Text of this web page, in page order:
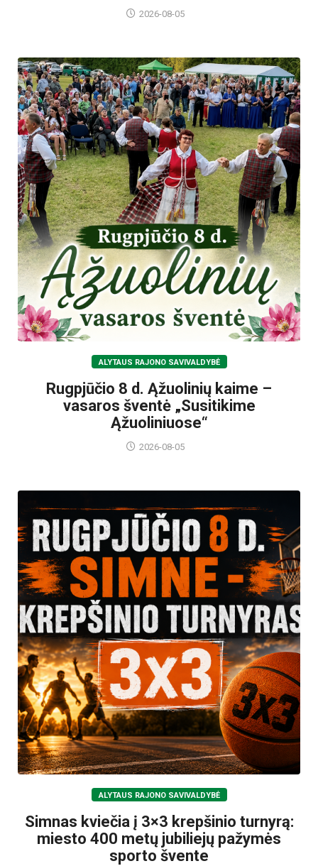
2026-08-05
ALYTAUS RAJONO SAVIVALDYBĖ
Rugpjūčio 8 d. Ąžuolinių kaime –
vasaros šventė „Susitikime
Ąžuoliniuose“
2026-08-05
ALYTAUS RAJONO SAVIVALDYBĖ
Simnas kviečia į 3×3 krepšinio turnyrą:
miesto 400 metų jubiliejų pažymės
sporto švente